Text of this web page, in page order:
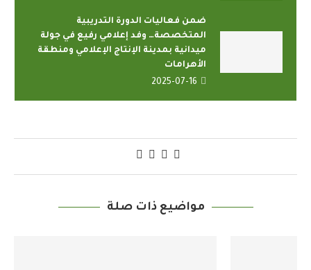
ضمن فعاليات الدورة التدريبية
المتخصصة… وفد إعلامي رفيع في جولة
ميدانية بمدينة الإنتاج الإعلامي ومنطقة
الأهرامات
2025-07-16
مواضيع ذات صلة